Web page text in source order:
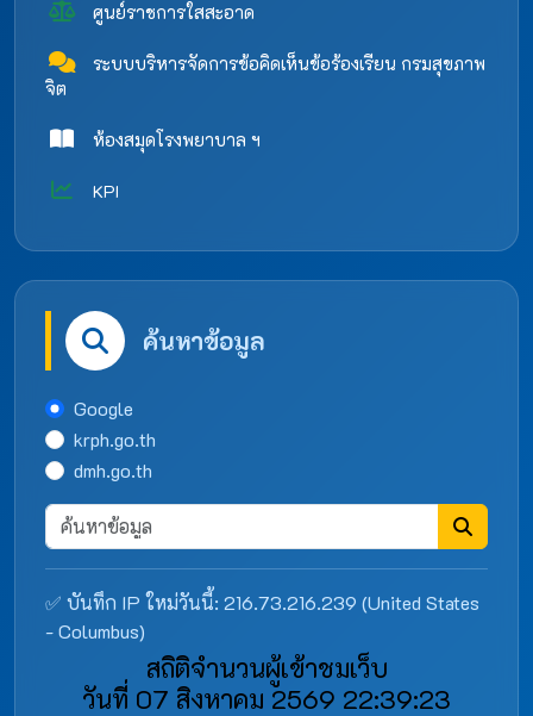
ศูนย์ราชการใสสะอาด
ระบบบริหารจัดการข้อคิดเห็นข้อร้องเรียน กรมสุขภาพ
จิต
ห้องสมุดโรงพยาบาล ฯ
KPI
ค้นหาข้อมูล
Google
krph.go.th
dmh.go.th
✅ บันทึก IP ใหม่วันนี้: 216.73.216.239 (United States
- Columbus)
สถิติจำนวนผู้เข้าชมเว็บ
วันที่ 07 สิงหาคม 2569 22:39:23